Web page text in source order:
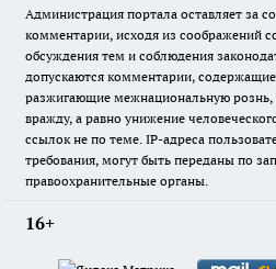
Администрация портала оставляет за
комментарии, исходя из соображений
обсуждения тем и соблюдения
допускаются комментарии,
разжигающие межнациональную
вражду, а равно унижение
ссылок не по теме. IP-адреса
требования, могут быть переданы по
правоохранительные органы.
16+